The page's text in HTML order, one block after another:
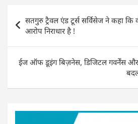
p
p
o
o
k
n
navigation
सतगुरु ट्रैवल एंड टूर्स सर्विसेज ने कहा कि
आरोप निराधार है !
ईज ऑफ डूइंग बिज़नेस, डिजिटल गवर्नेंस और